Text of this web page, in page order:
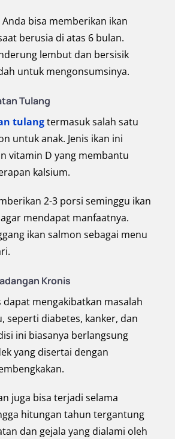
bisa memberikan ikan
berusia di atas 6 bulan.
lembut dan bersisik
untuk mengonsumsinya.
Tulang
tulangtermasuk salah satu
untuk anak. Jenis ikan ini
vitamin D yang membantu
kalsium.
2-3 porsi seminggu ikan
mendapat manfaatnya.
ikan salmon sebagai menu
Kronis
mengakibatkan masalah
seperti diabetes, kanker, dan
ini biasanya berlangsung
yang disertai dengan
juga bisa terjadi selama
hitungan tahun tergantung
dan gejala yang dialami oleh